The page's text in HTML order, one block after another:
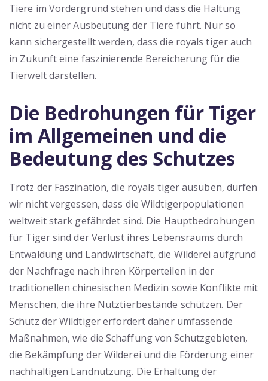
Tiere im Vordergrund stehen und dass die Haltung
nicht zu einer Ausbeutung der Tiere führt. Nur so
kann sichergestellt werden, dass die royals tiger auch
in Zukunft eine faszinierende Bereicherung für die
Tierwelt darstellen.
Die Bedrohungen für Tiger
im Allgemeinen und die
Bedeutung des Schutzes
Trotz der Faszination, die royals tiger ausüben, dürfen
wir nicht vergessen, dass die Wildtigerpopulationen
weltweit stark gefährdet sind. Die Hauptbedrohungen
für Tiger sind der Verlust ihres Lebensraums durch
Entwaldung und Landwirtschaft, die Wilderei aufgrund
der Nachfrage nach ihren Körperteilen in der
traditionellen chinesischen Medizin sowie Konflikte mit
Menschen, die ihre Nutztierbestände schützen. Der
Schutz der Wildtiger erfordert daher umfassende
Maßnahmen, wie die Schaffung von Schutzgebieten,
die Bekämpfung der Wilderei und die Förderung einer
nachhaltigen Landnutzung. Die Erhaltung der